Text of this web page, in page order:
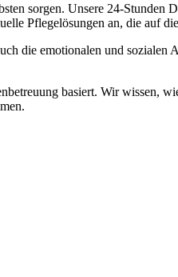
sorgen. Unsere 24-Stunden
Pflegelösungen an, die auf
die emotionalen und
basiert. Wir wissen,